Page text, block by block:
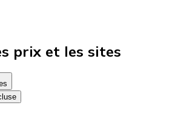
prix et les sites